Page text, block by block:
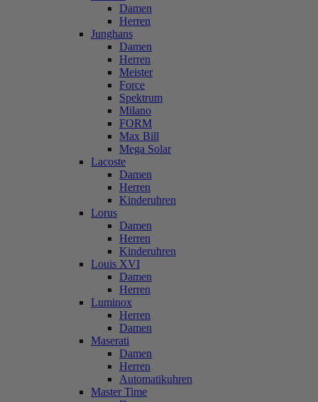
Damen
Herren
Junghans
Damen
Herren
Meister
Force
Spektrum
Milano
FORM
Max Bill
Mega Solar
Lacoste
Damen
Herren
Kinderuhren
Lorus
Damen
Herren
Kinderuhren
Louis XVI
Damen
Herren
Luminox
Herren
Damen
Maserati
Damen
Herren
Automatikuhren
Master Time